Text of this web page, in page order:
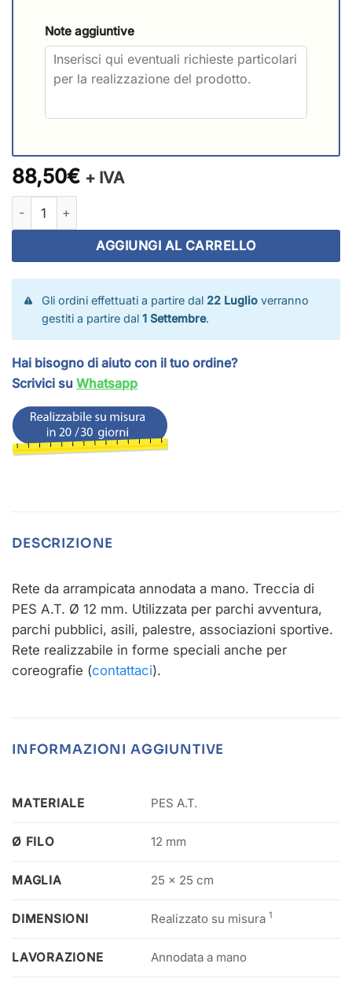
Note aggiuntive
88,50€ + IVA
Rete da arrampicata maglia 25x25 cm su misura quantità
AGGIUNGI AL CARRELLO
Gli ordini effettuati a partire dal 22 Luglio verranno
gestiti a partire dal1 Settembre.
Hai bisogno di aiuto con il tuo ordine?
Scrivici su Whatsapp
DESCRIZIONE
Rete da arrampicata annodata a mano. Treccia di
PES A.T. Ø 12 mm. Utilizzata per parchi avventura,
parchi pubblici, asili, palestre, associazioni sportive.
Rete realizzabile in forme speciali anche per
coreografie (contattaci).
INFORMAZIONI AGGIUNTIVE
MATERIALE PES A.T.
Ø FILO 12 mm
MAGLIA 25 x 25 cm
DIMENSIONI Realizzato su misura 1
LAVORAZIONE Annodata a mano